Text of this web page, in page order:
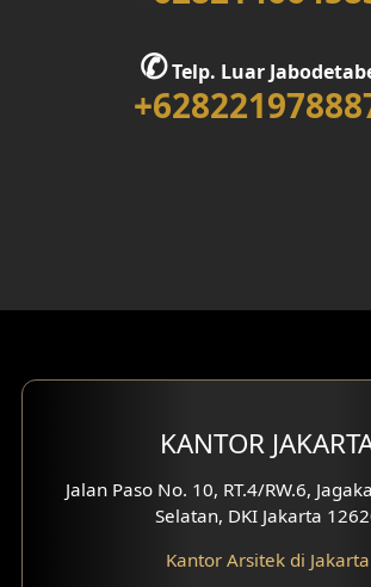
Desain Rumah 2 Lantai
Eksterior Tampak Samping
Desain Eksterior Villa
Desain Eksterior Ruko
✆Telp. Luar
KANTOR
Jalan Paso No. 10, RT.4/RW.6,
Selatan, DKI Jakarta
Kantor Arsitek di Jakarta